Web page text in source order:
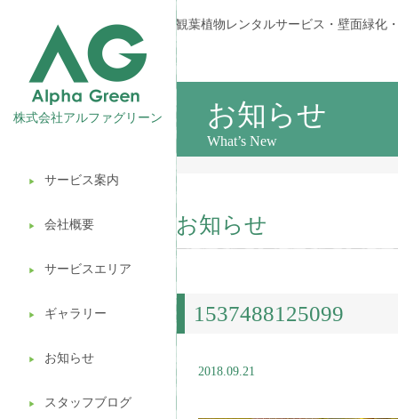
株式会社アルファグリーン
▶︎ サービス案内
▶︎ 会社概要
▶︎ サービスエリア
▶︎ ギャラリー
▶︎ お知らせ
▶︎ スタッフブログ
観葉植物レンタル
壁面緑化
ギフト販売
造園ガーデニング
植木処分
観葉植物レンタルサービス・壁面緑化
お知らせ
What’s New
お知らせ
1537488125099
2018.09.21